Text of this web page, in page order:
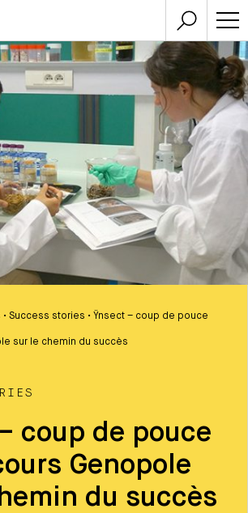
• Success stories • Ÿnsect – coup de pouce
sur le chemin du succès
coup de pouce
Genopole
du succès